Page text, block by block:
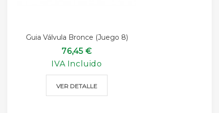
Guia Válvula Bronce (juego 8)
76,45 €
IVA Incluido
VER DETALLE